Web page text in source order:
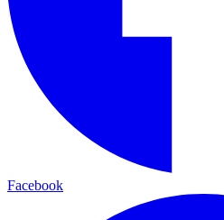
Facebook